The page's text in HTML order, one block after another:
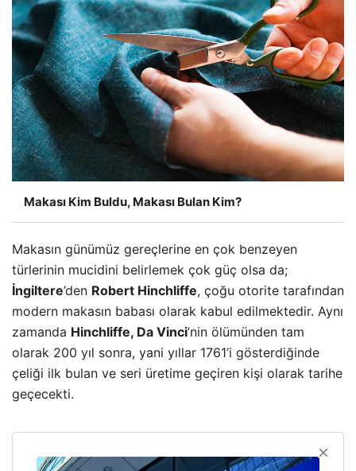
Makası Kim Buldu, Makası Bulan Kim?
Makasın günümüz gereçlerine en çok benzeyen
türlerinin mucidini belirlemek çok güç olsa da;
İngiltere’den Robert Hinchliffe, çoğu otorite tarafından
modern makasın babası olarak kabul edilmektedir. Aynı
zamanda Hinchliffe, Da Vinci’nin ölümünden tam
olarak 200 yıl sonra, yani yıllar 1761’i gösterdiğinde
çeliği ilk bulan ve seri üretime geçiren kişi olarak tarihe
geçecekti.